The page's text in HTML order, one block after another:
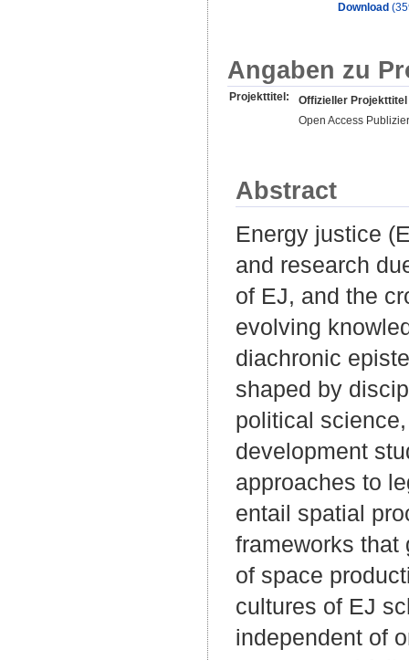
Download
Angaben zu
Projekttitel:
Offizieller Projekttitel
Open Access
Abstract
Energy justice
and research
of EJ, and the
evolving
diachronic
shaped by
political
development
approaches to
entail spatial
frameworks that
of space
cultures of EJ
independent of